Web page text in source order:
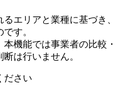
エリアと業種に基づき、
す。
機能では事業者の比較・
は行いません。
ださい